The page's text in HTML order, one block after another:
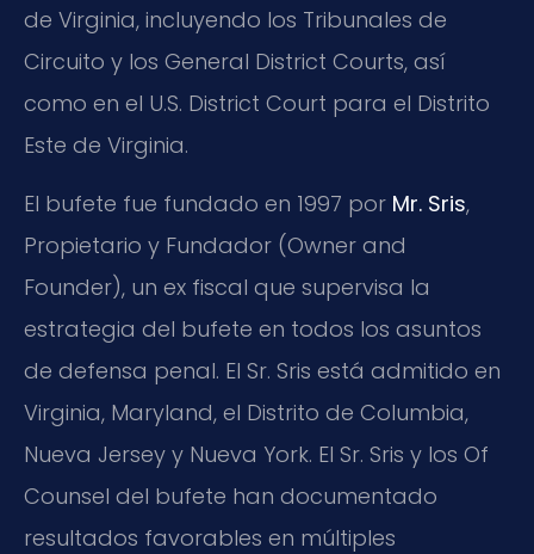
de Virginia, incluyendo los Tribunales de
Circuito y los General District Courts, así
como en el U.S. District Court para el Distrito
Este de Virginia.
El bufete fue fundado en 1997 por Mr. Sris,
Propietario y Fundador (Owner and
Founder), un ex fiscal que supervisa la
estrategia del bufete en todos los asuntos
de defensa penal. El Sr. Sris está admitido en
Virginia, Maryland, el Distrito de Columbia,
Nueva Jersey y Nueva York. El Sr. Sris y los Of
Counsel del bufete han documentado
resultados favorables en múltiples